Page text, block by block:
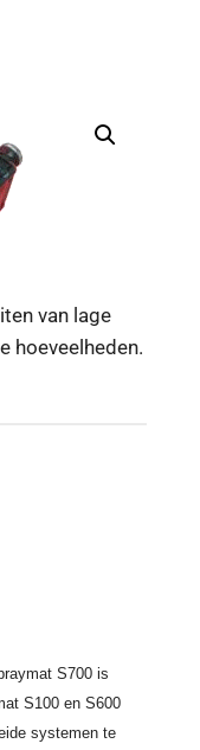
van lage
hoeveelheden.
S700 is
S100 en S600
systemen te